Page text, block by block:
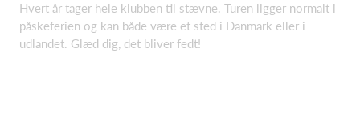
Hvert år tager hele klubben til stævne. Turen ligger normalt i
påskeferien og kan både være et sted i Danmark eller i
udlandet. Glæd dig, det bliver fedt!